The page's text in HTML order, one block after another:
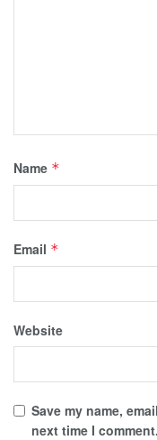
Name *
Email *
Website
Save my name,
next time I comment.